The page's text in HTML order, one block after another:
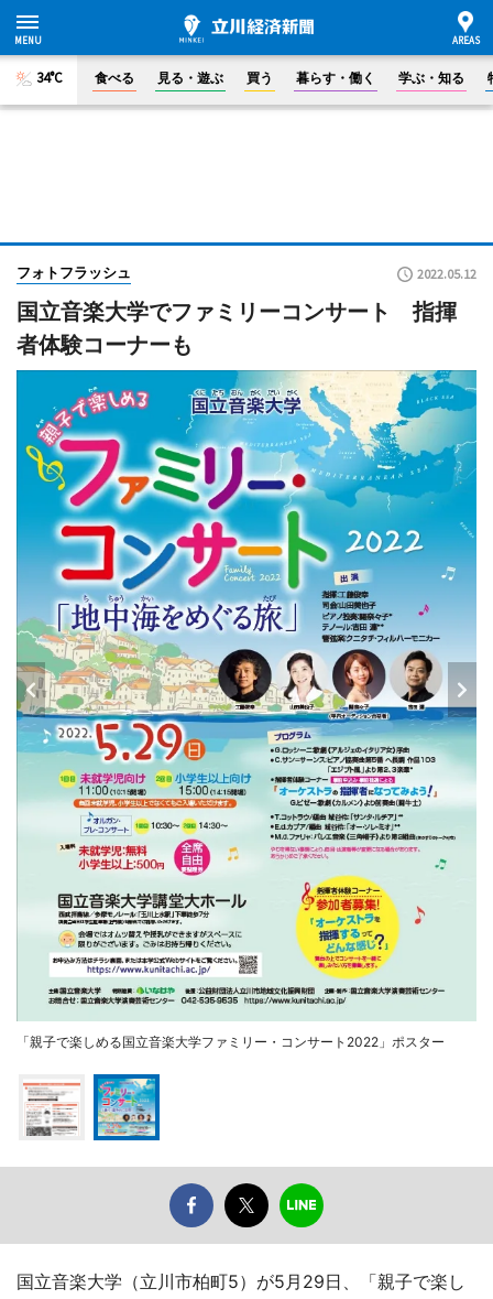
34°C 食べる 見る・遊ぶ 買う 暮らす・働く 学ぶ・知る
フォトフラッシュ 2022.05.12
国立音楽大学でファミリーコンサート 指揮
者体験コーナーも
「親子で楽しめる国立音楽大学ファミリー・コンサート2022」ポスター
国立音楽大学（立川市柏町5）が5月29日、「親子で楽し